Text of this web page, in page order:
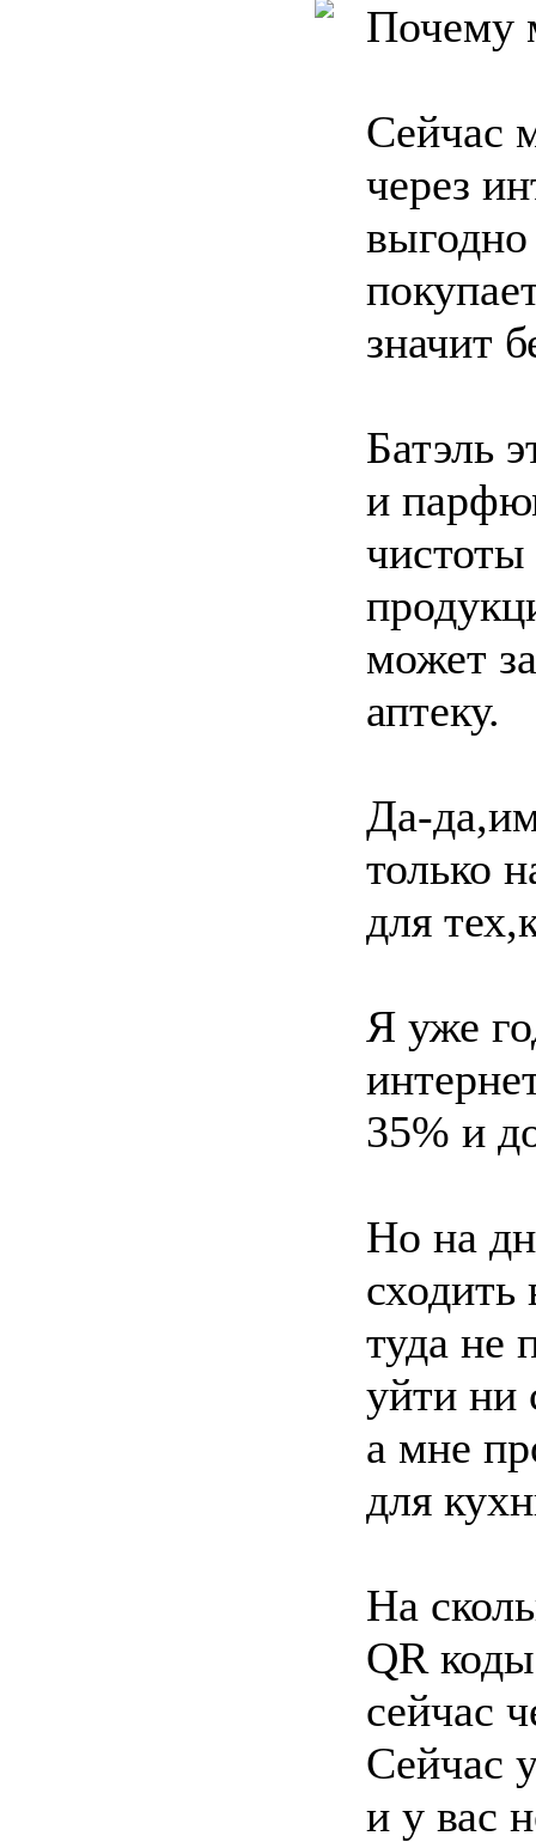
Почему
Сейчас
через
значит
Батэль
и
может
аптеку.
Да-
только
для
Я уже
35% и
Но на
туда не
уйти ни
а мне
для
На
QR
сейчас
Сейчас
и у вас